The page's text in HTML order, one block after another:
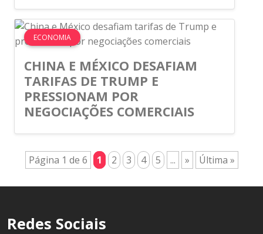
ECONOMIA
CHINA E MÉXICO DESAFIAM
TARIFAS DE TRUMP E
PRESSIONAM POR
NEGOCIAÇÕES COMERCIAIS
Página 1 de 6 1 2 3 4 5 ... » Última »
Redes Sociais